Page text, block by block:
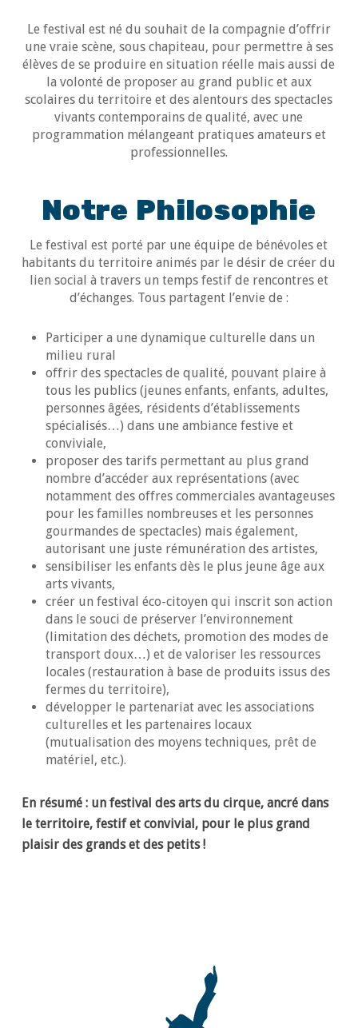
Le festival est né du souhait de la compagnie d’offrir
une vraie scène, sous chapiteau, pour permettre à ses
élèves de se produire en situation réelle mais aussi de
la volonté de proposer au grand public et aux
scolaires du territoire et des alentours des spectacles
vivants contemporains de qualité, avec une
programmation mélangeant pratiques amateurs et
professionnelles.
Notre Philosophie
Le festival est porté par une équipe de bénévoles et
habitants du territoire animés par le désir de créer du
lien social à travers un temps festif de rencontres et
d’échanges. Tous partagent l’envie de :
Participer a une dynamique culturelle dans un
milieu rural
offrir des spectacles de qualité, pouvant plaire à
tous les publics (jeunes enfants, enfants, adultes,
personnes âgées, résidents d’établissements
spécialisés…) dans une ambiance festive et
conviviale,
proposer des tarifs permettant au plus grand
nombre d’accéder aux représentations (avec
notamment des offres commerciales avantageuses
pour les familles nombreuses et les personnes
gourmandes de spectacles) mais également,
autorisant une juste rémunération des artistes,
sensibiliser les enfants dès le plus jeune âge aux
arts vivants,
créer un festival éco-citoyen qui inscrit son action
dans le souci de préserver l’environnement
(limitation des déchets, promotion des modes de
transport doux…) et de valoriser les ressources
locales (restauration à base de produits issus des
fermes du territoire),
développer le partenariat avec les associations
culturelles et les partenaires locaux
(mutualisation des moyens techniques, prêt de
matériel, etc.).
En résumé : un festival des arts du cirque, ancré dans
le territoire, festif et convivial, pour le plus grand
plaisir des grands et des petits !